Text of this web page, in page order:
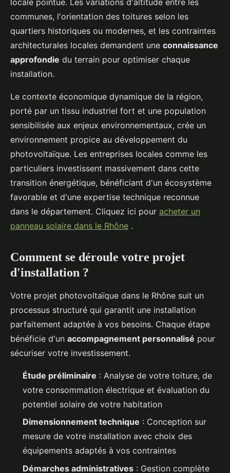
locale pointue. Les variations d'altitude entre les
communes, l'orientation des toitures selon les
quartiers historiques ou modernes, et les contraintes
architecturales locales demandent une connaissance
approfondie du terrain pour optimiser chaque
installation.
Le contexte économique dynamique de la région,
porté par un tissu industriel fort et une population
sensibilisée aux enjeux environnementaux, crée un
environnement propice au développement du
photovoltaïque. Les entreprises locales comme les
particuliers investissent massivement dans cette
transition énergétique, bénéficiant d'un écosystème
favorable et d'une expertise technique reconnue
dans le département. Cliquez ici pour acheter un
panneau solaire dans le Rhône .
Comment se déroule votre projet
d'installation ?
Votre projet photovoltaïque dans le Rhône suit un
processus structuré qui garantit une installation
parfaitement adaptée à vos besoins. Chaque étape
bénéficie d'un accompagnement personnalisé pour
sécuriser votre investissement.
Étude préliminaire : Analyse de votre toiture, de
votre consommation électrique et évaluation du
potentiel solaire de votre habitation
Dimensionnement technique : Conception sur
mesure de votre installation avec choix des
équipements adaptés à vos contraintes
Démarches administratives : Gestion complète